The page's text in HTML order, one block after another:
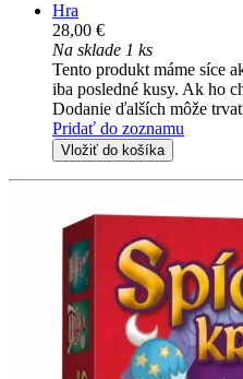
Hra
28,00 €
Na sklade 1 ks
Tento produkt máme síce
iba posledné kusy. Ak ho
Dodanie ďalších môže
Pridať do zoznamu
Vložiť do košíka